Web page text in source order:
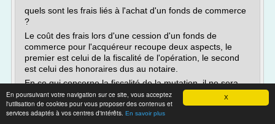
X
En poursuivant votre navigation sur ce site, vous acceptez
l'utilisation de cookies pour vous proposer des contenus et
services adaptés à vos centres d'intérêts. En savoir plus
quels sont les frais liés à l'achat d'un fonds de commerce
?
Le coût des frais lors d'une cession d'un fonds de
commerce pour l'acquéreur recoupe deux aspects, le
premier est celui de la fiscalité de l'opération, le second
est celui des honoraires dus au notaire.
En ce qui concerne la fiscalité de la mutation, il ne sera
étudié ici que celle de l'acquéreur, le vendeur, de son
côté,...